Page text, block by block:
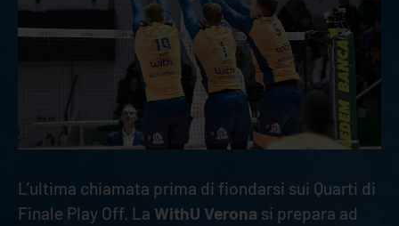
L’ultima chiamata prima di fiondarsi sui Quarti di
Finale Play Off. La WithU Verona si prepara ad